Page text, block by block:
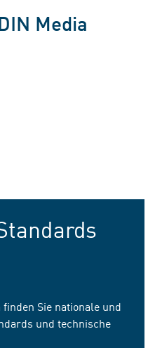
Media
Sie nationale und
und technische